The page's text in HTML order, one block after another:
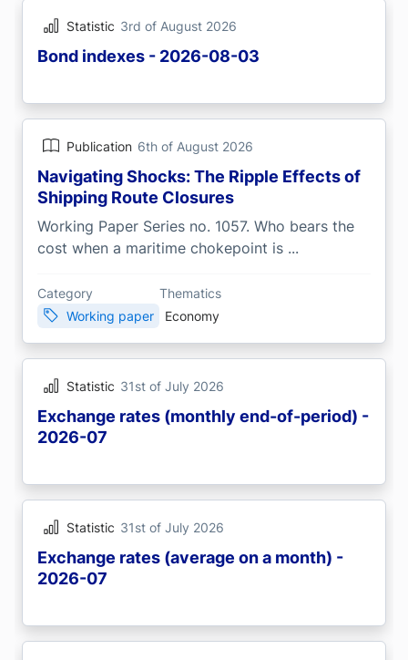
Statistic 3rd of August 2026
Bond indexes - 2026-08-03
Publication 6th of August 2026
Navigating Shocks: The Ripple Effects of
Shipping Route Closures
Working Paper Series no. 1057. Who bears the
cost when a maritime chokepoint is ...
Category
Working paper
Thematics
Economy
Statistic 31st of July 2026
Exchange rates (monthly end-of-period) -
2026-07
Statistic 31st of July 2026
Exchange rates (average on a month) -
2026-07